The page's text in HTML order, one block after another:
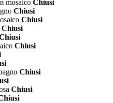
mosaico Chiusi
Chiusi
Chiusi
Chiusi
Chiusi
Chiusi
Chiusi